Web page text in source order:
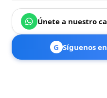
Únete a nuestro
G Síguenos